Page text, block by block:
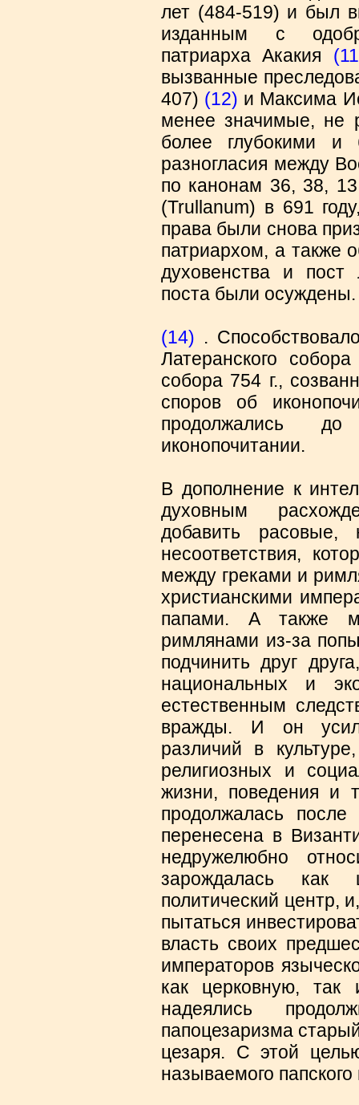
лет (484-519) и был
изданным с
патриарха Акакия
вызванные
407) (12) и Максима
менее значимые, не
более глубокими и
разногласия между
по канонам 36, 38,
(Trullanum) в 691
права были снова
патриархом, а также
духовенства и пост
поста были
(14) .
Латеранского
собора 754 г.,
споров об
продолжались
иконопочитании.
В дополнение к
духовным
добавить расовые,
несоответствия,
между греками и
христианскими
папами. А также
римлянами из-за
подчинить друг
национальных и
естественным
вражды. И он
различий в
религиозных и
жизни, поведения и
продолжалась
перенесена в
недружелюбно
зарождалась
политический центр,
пытаться
власть своих
императоров
как церковную, так
надеялись
папоцезаризма
цезаря. С этой
называемого